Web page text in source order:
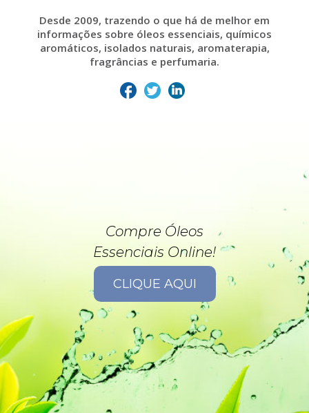
Desde 2009, trazendo o que há de melhor em
informações sobre óleos essenciais, químicos
aromáticos, isolados naturais, aromaterapia,
fragrâncias e perfumaria.
Compre Óleos
Essenciais Online!
CLIQUE AQUI